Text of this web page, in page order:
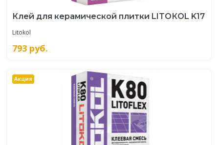
Клей для керамической плитки LITOКOL K17
Litokol
793 руб.
Акция